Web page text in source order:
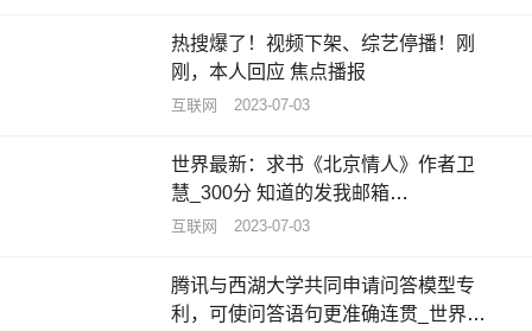
热搜爆了！视频下架、综艺停播！刚
刚，本人回应 焦点播报
互联网 2023-07-03
世界最新：求书《北京情人》作者卫
慧_300分 知道的发我邮箱
344060643拜托各位大神
互联网 2023-07-03
腾讯与西湖大学共同申请问答模型专
利，可使问答语句更准确连贯_世界热